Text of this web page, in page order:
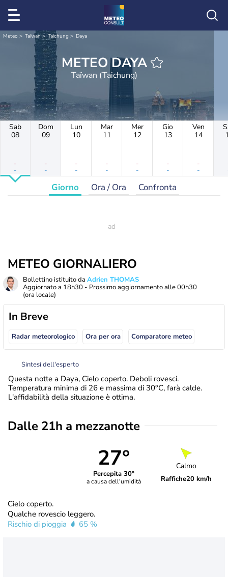
Meteo Taïwan Taichung Daya
METEO DAYA
Taïwan (Taichung)
Sab
08
-
-
Dom
09
-
-
Lun
10
-
-
Mar
11
-
-
Mer
12
-
-
Gio
13
-
-
Ven
14
-
-
Giorno Ora / Ora Confronta
METEO GIORNALIERO
Bollettino istituito da Adrien THOMAS
Aggiornato a 18h30 - Prossimo aggiornamento alle00h30
(ora locale)
In Breve
Radar meteorologico Ora per ora Comparatore meteo
Sintesi dell'esperto
Questa notte a Daya, Cielo coperto. Deboli rovesci.
Temperatura minima di 26 e massima di 30°C, farà calde.
L'affidabilità della situazione è ottima.
Dalle 21h a mezzanotte
27°
Percepita 30°
a causa dell'umidità
Calmo
Raffiche20 km/h
Cielo coperto.
Qualche rovescio leggero.
Rischio di pioggia
65 %